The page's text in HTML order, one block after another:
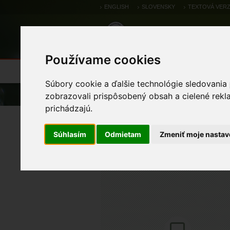
Používame cookies
Súbory cookie a ďalšie technológie
zobrazovali prispôsobený obsah a cielené
prichádzajú.
Súhlasím Odmietam Zmeniť moje
ENGLISH SLOVENSKY TEXTOVÁ
Úvod Pozorovania a výskytové dáta
kormorán veľký